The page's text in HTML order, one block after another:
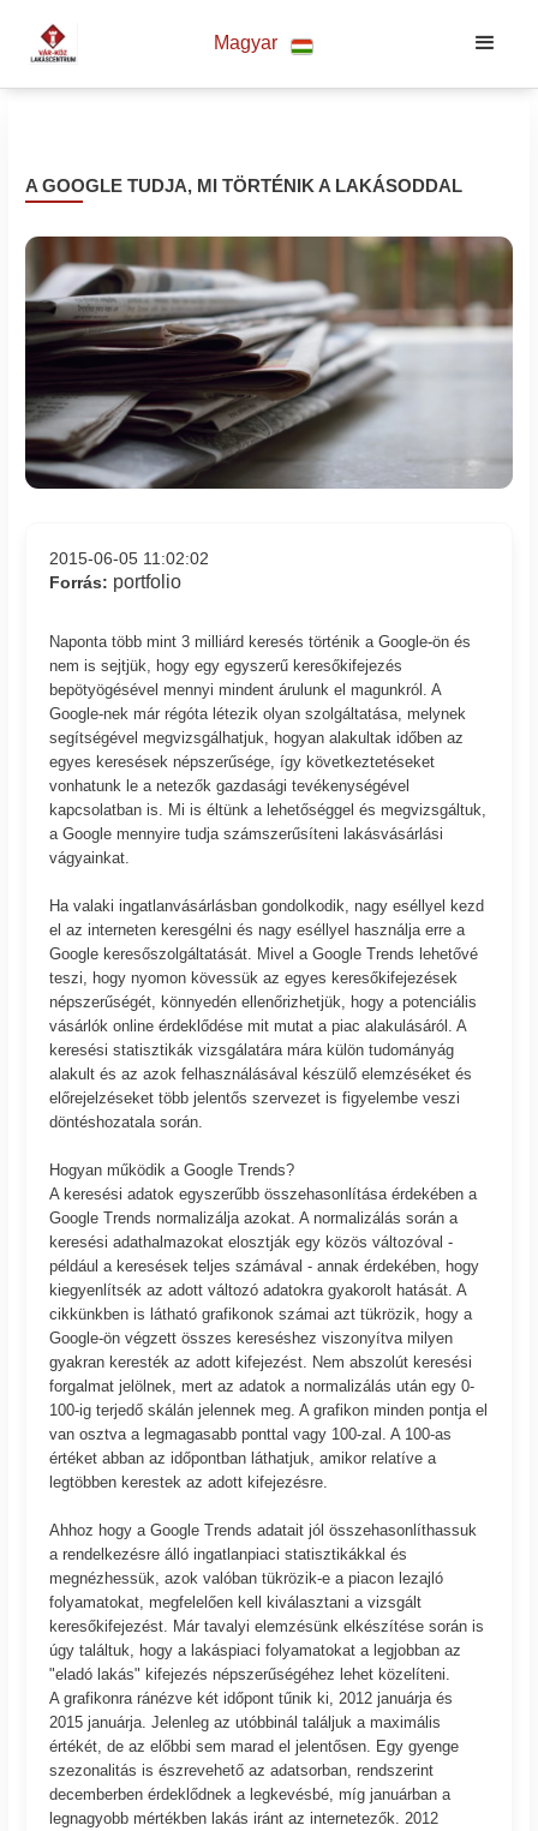
Magyar
A GOOGLE TUDJA, MI TÖRTÉNIK A LAKÁSODDAL
2015-06-05 11:02:02
Forrás: portfolio
Naponta több mint 3 milliárd keresés történik a Google-ön és
nem is sejtjük, hogy egy egyszerű keresőkifejezés
bepötyögésével mennyi mindent árulunk el magunkról. A
Google-nek már régóta létezik olyan szolgáltatása, melynek
segítségével megvizsgálhatjuk, hogyan alakultak időben az
egyes keresések népszerűsége, így következtetéseket
vonhatunk le a netezők gazdasági tevékenységével
kapcsolatban is. Mi is éltünk a lehetőséggel és megvizsgáltuk,
a Google mennyire tudja számszerűsíteni lakásvásárlási
vágyainkat.
Ha valaki ingatlanvásárlásban gondolkodik, nagy eséllyel kezd
el az interneten keresgélni és nagy eséllyel használja erre a
Google keresőszolgáltatását. Mivel a Google Trends lehetővé
teszi, hogy nyomon kövessük az egyes keresőkifejezések
népszerűségét, könnyedén ellenőrizhetjük, hogy a potenciális
vásárlók online érdeklődése mit mutat a piac alakulásáról. A
keresési statisztikák vizsgálatára mára külön tudományág
alakult és az azok felhasználásával készülő elemzéséket és
előrejelzéseket több jelentős szervezet is figyelembe veszi
döntéshozatala során.
Hogyan működik a Google Trends?
A keresési adatok egyszerűbb összehasonlítása érdekében a
Google Trends normalizálja azokat. A normalizálás során a
keresési adathalmazokat elosztják egy közös változóval -
például a keresések teljes számával - annak érdekében, hogy
kiegyenlítsék az adott változó adatokra gyakorolt hatását. A
cikkünkben is látható grafikonok számai azt tükrözik, hogy a
Google-ön végzett összes kereséshez viszonyítva milyen
gyakran keresték az adott kifejezést. Nem abszolút keresési
forgalmat jelölnek, mert az adatok a normalizálás után egy 0-
100-ig terjedő skálán jelennek meg. A grafikon minden pontja el
van osztva a legmagasabb ponttal vagy 100-zal. A 100-as
értéket abban az időpontban láthatjuk, amikor relatíve a
legtöbben kerestek az adott kifejezésre.
Ahhoz hogy a Google Trends adatait jól összehasonlíthassuk
a rendelkezésre álló ingatlanpiaci statisztikákkal és
megnézhessük, azok valóban tükrözik-e a piacon lezajló
folyamatokat, megfelelően kell kiválasztani a vizsgált
keresőkifejezést. Már tavalyi elemzésünk elkészítése során is
úgy találtuk, hogy a lakáspiaci folyamatokat a legjobban az
"eladó lakás" kifejezés népszerűségéhez lehet közelíteni.
A grafikonra ránézve két időpont tűnik ki, 2012 januárja és
2015 januárja. Jelenleg az utóbbinál találjuk a maximális
értékét, de az előbbi sem marad el jelentősen. Egy gyenge
szezonalitás is észrevehető az adatsorban, rendszerint
decemberben érdeklődnek a legkevésbé, míg januárban a
legnagyobb mértékben lakás iránt az internetezők. 2012